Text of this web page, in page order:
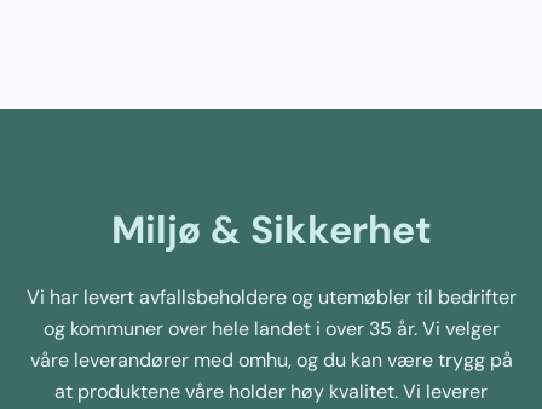
Miljø & Sikkerhet
Vi har levert avfallsbeholdere og utemøbler til bedrifter
og kommuner over hele landet i over 35 år. Vi velger
våre leverandører med omhu, og du kan være trygg på
at produktene våre holder høy kvalitet. Vi leverer